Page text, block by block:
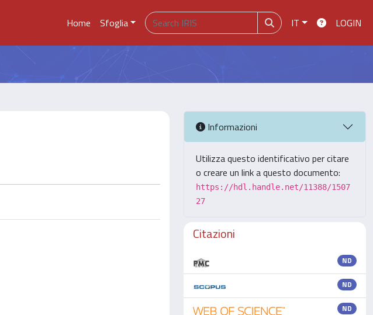
Home Sfoglia IT LOGIN
Informazioni
Utilizza questo identificativo per citare
o creare un link a questo documento:
https://hdl.handle.net/11388/1507
27
Citazioni
ND
ND
ND